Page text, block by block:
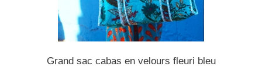
Grand sac cabas en velours fleuri bleu